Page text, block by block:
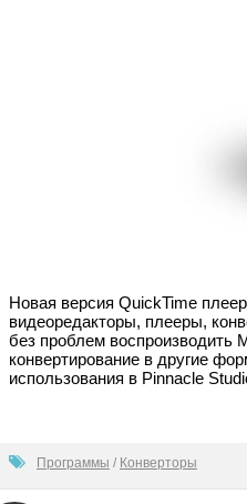
Новая версия QuickTime
видеоредакторы, плееры,
без проблем
конвертирование в другие
использования в Pinnacle
Программы / Конверторы